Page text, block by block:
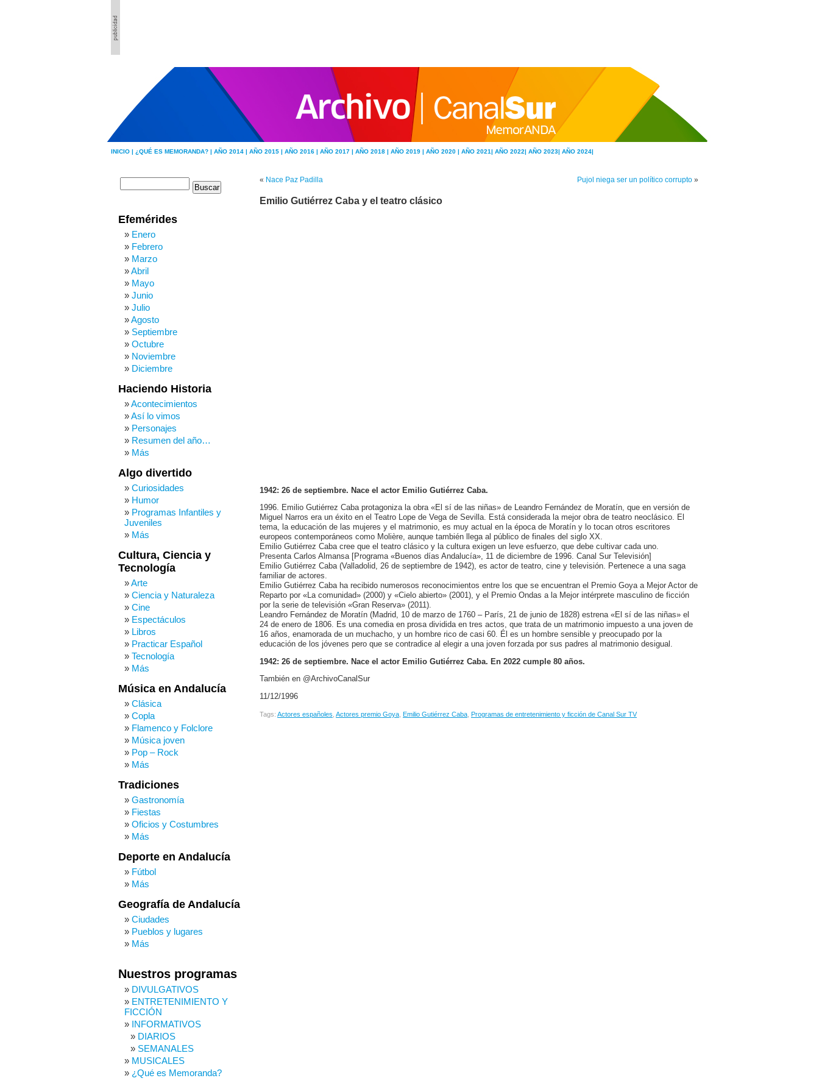
INICIO | ¿QUÉ ES MEMORANDA? | AÑO 2014 | AÑO 2015 | AÑO 2016 | AÑO 2017 | AÑO 2018 | AÑO 2019 | AÑO 2020 | AÑO 2021| AÑO 2022| AÑO 2023| AÑO 2024|
« Nace Paz Padilla Pujol niega ser un político corrupto »
Emilio Gutiérrez Caba y el teatro clásico
1942: 26 de septiembre. Nace el actor Emilio Gutiérrez Caba.
1996. Emilio Gutiérrez Caba protagoniza la obra «El sí de las niñas» de Leandro Fernández de Moratín, que en versión de
Miguel Narros era un éxito en el Teatro Lope de Vega de Sevilla. Está considerada la mejor obra de teatro neoclásico. El
tema, la educación de las mujeres y el matrimonio, es muy actual en la época de Moratín y lo tocan otros escritores
europeos contemporáneos como Molière, aunque también llega al público de finales del siglo XX.
Emilio Gutiérrez Caba cree que el teatro clásico y la cultura exigen un leve esfuerzo, que debe cultivar cada uno.
Presenta Carlos Almansa [Programa «Buenos días Andalucía», 11 de diciembre de 1996. Canal Sur Televisión]
Emilio Gutiérrez Caba (Valladolid, 26 de septiembre de 1942), es actor de teatro, cine y televisión. Pertenece a una saga
familiar de actores.
Emilio Gutiérrez Caba ha recibido numerosos reconocimientos entre los que se encuentran el Premio Goya a Mejor Actor de
Reparto por «La comunidad» (2000) y «Cielo abierto» (2001), y el Premio Ondas a la Mejor intérprete masculino de ficción
por la serie de televisión «Gran Reserva» (2011).
Leandro Fernández de Moratín (Madrid, 10 de marzo de 1760 – París, 21 de junio de 1828) estrena «El sí de las niñas» el
24 de enero de 1806. Es una comedia en prosa dividida en tres actos, que trata de un matrimonio impuesto a una joven de
16 años, enamorada de un muchacho, y un hombre rico de casi 60. Él es un hombre sensible y preocupado por la
educación de los jóvenes pero que se contradice al elegir a una joven forzada por sus padres al matrimonio desigual.
1942: 26 de septiembre. Nace el actor Emilio Gutiérrez Caba. En 2022 cumple 80 años.
También en @ArchivoCanalSur
11/12/1996
Tags: Actores españoles Actores premio Goya Emilio Gutiérrez Caba Programas de entretenimiento y ficción de Canal Sur TV
Efemérides
Enero
Febrero
Marzo
Abril
Mayo
Junio
Julio
Agosto
Septiembre
Octubre
Noviembre
Diciembre
Haciendo Historia
Acontecimientos
Así lo vimos
Personajes
Resumen del año…
Más
Algo divertido
Curiosidades
Humor
Programas Infantiles y
Juveniles
Más
Cultura, Ciencia y
Tecnología
Arte
Ciencia y Naturaleza
Cine
Espectáculos
Libros
Practicar Español
Tecnología
Más
Música en Andalucía
Clásica
Copla
Flamenco y Folclore
Música joven
Pop – Rock
Más
Tradiciones
Gastronomía
Fiestas
Oficios y Costumbres
Más
Deporte en Andalucía
Fútbol
Más
Geografía de Andalucía
Ciudades
Pueblos y lugares
Más
Nuestros programas
DIVULGATIVOS
ENTRETENIMIENTO Y
FICCIÓN
INFORMATIVOS
DIARIOS
SEMANALES
MUSICALES
¿Qué es Memoranda?